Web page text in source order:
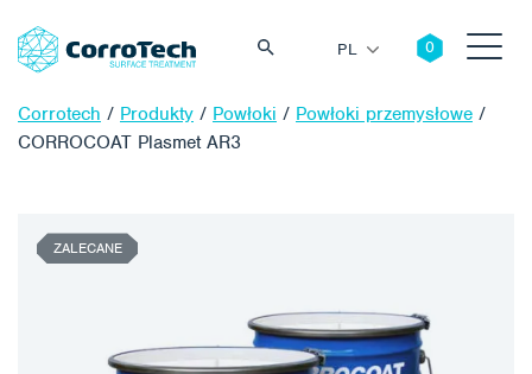
PL
Corrotech / Produkty / Powłoki / Powłoki przemysłowe /
CORROCOAT Plasmet AR3
ZALECANE